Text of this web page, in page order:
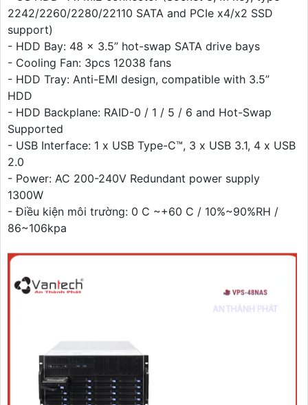
2242/2260/2280/22110 SATA and PCIe x4/x2 SSD
support)
- HDD Bay: 48 x 3.5” hot-swap SATA drive bays
- Cooling Fan: 3pcs 12038 fans
- HDD Tray: Anti-EMI design, compatible with 3.5”
HDD
- HDD Backplane: RAID-0 / 1 / 5 / 6 and Hot-Swap
Supported
- USB Interface: 1 x USB Type-C™, 3 x USB 3.1, 4 x USB
2.0
- Power: AC 200-240V Redundant power supply
1300W
- Điều kiện môi trường: 0 C ~+60 C / 10%~90%RH /
86~106kpa